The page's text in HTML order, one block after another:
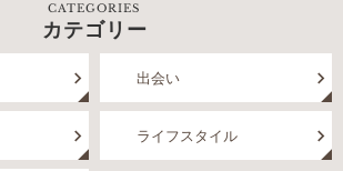
CATEGORIES
カテゴリー
出会い
ライフスタイル